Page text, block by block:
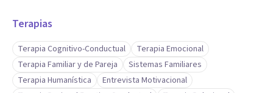
Terapias
Terapia Cognitivo-Conductual
Terapia Emocional
Terapia Familiar y de Pareja
Sistemas Familiares
Terapia Humanística
Entrevista Motivacional